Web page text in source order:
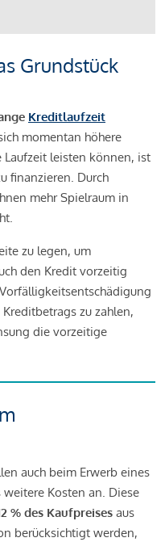
Grundstück
Kreditlaufzeit
momentan höhere
Laufzeit leisten können, ist
finanzieren. Durch
mehr Spielraum in
zu legen, um
den Kredit vorzeitig
zu zahlen,
die vorzeitige
auch beim Erwerb eines
Kosten an. Diese
% des Kaufpreises aus
berücksichtigt werden,